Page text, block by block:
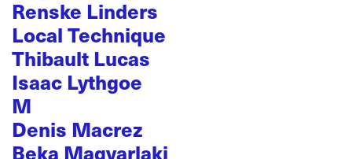
Renske Linders
Local Technique
Thibault Lucas
Isaac Lythgoe
M
Denis Macrez
Beka Magyarlaki